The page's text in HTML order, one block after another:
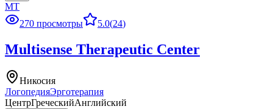
MT
270 просмотры
5.0(24)
Multisense Therapeutic Center
Никосия
ЛогопедияЭрготерапия
ЦентрГреческийАнглийский